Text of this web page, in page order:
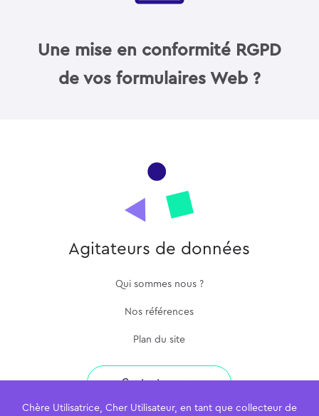
Une mise en conformité RGPD
de vos formulaires Web ?
Agitateurs de données
Qui sommes nous ?
Nos références
Plan du site
Contactez-nous
Chère Utilisatrice, Cher Utilisateur, en tant que collecteur de